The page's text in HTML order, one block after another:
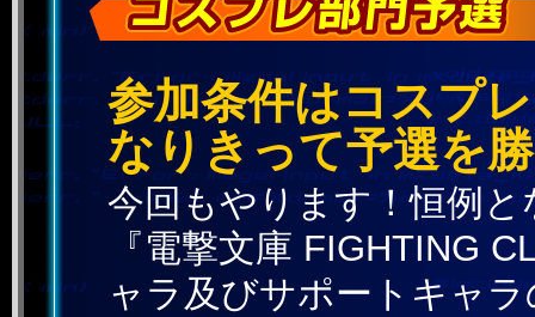
参加条件はコスプ
なりきって予選を
今回もやります！恒例
『電撃文庫 FIGHTING
ャラ及びサポートキャ